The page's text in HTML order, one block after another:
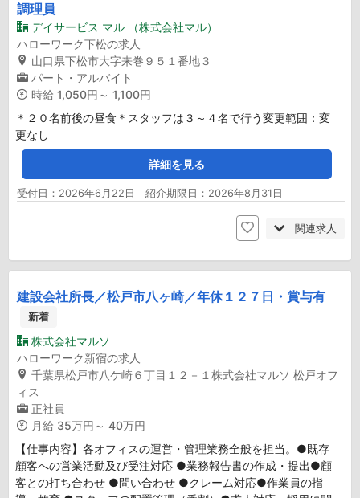
調理員
デイサービス マル （株式会社マル）
ハローワーク下松の求人
山口県下松市大字来巻９５１番地３
パート・アルバイト
時給 1,050円～ 1,100円
＊２０名前後の昼食＊スタッフは３～４名で行う変更範囲：変
更なし
詳細を見る
受付日：2026年6月22日 紹介期限日：2026年8月31日
関連求人
建設会社所長／松戸市八ヶ崎／年休１２７日・賞与有
新着
株式会社マルソ
ハローワーク新宿の求人
千葉県松戸市八ケ崎６丁目１２－１株式会社マルソ 松戸オフ
ィス
正社員
月給 35万円～ 40万円
【仕事内容】各オフィスの運営・管理業務全般を担当。●既存
顧客への営業活動及び受注対応 ●業務報告書の作成・提出●顧
客との打ち合わせ ●問い合わせ ●クレーム対応●作業員の指